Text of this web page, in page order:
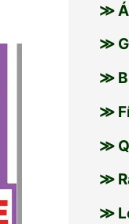
≫
≫
≫
≫
≫
≫
≫